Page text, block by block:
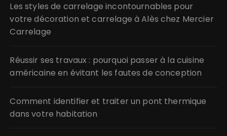
Les styles de carrelage incontournables pour
votre décoration et carrelage à Alès chez Mercier
Carrelage
Réussir ses travaux : pourquoi passer à la cuisine
américaine en évitant les fautes de conception
Comment identifier et traiter un pont thermique
dans votre habitation